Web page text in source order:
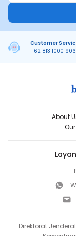
Customer
+62 813 1000
About
Direktorat